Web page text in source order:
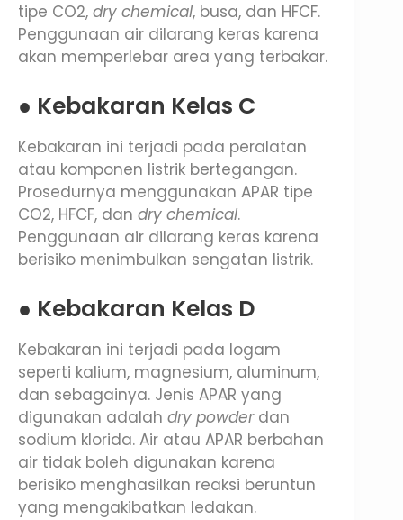
tipe CO2, dry chemical, busa, dan HFCF.
Penggunaan air dilarang keras karena
akan memperlebar area yang terbakar.
● Kebakaran Kelas C
Kebakaran ini terjadi pada peralatan
atau komponen listrik bertegangan.
Prosedurnya menggunakan APAR tipe
CO2, HFCF, dan dry chemical.
Penggunaan air dilarang keras karena
berisiko menimbulkan sengatan listrik.
● Kebakaran Kelas D
Kebakaran ini terjadi pada logam
seperti kalium, magnesium, aluminum,
dan sebagainya. Jenis APAR yang
digunakan adalah dry powderdan
sodium klorida. Air atau APAR berbahan
air tidak boleh digunakan karena
berisiko menghasilkan reaksi beruntun
yang mengakibatkan ledakan.